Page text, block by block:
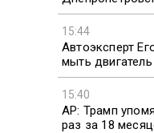
15:44
Автоэксперт
мыть
15:40
AP: Трамп
раз за 18